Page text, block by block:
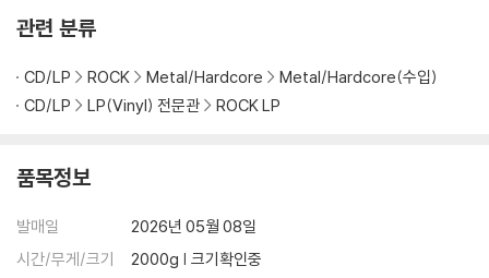
가 있으며, 이는 상품의 불량이 아닙니다. 단, 재생에 이상이 있는 경우에는
※ 컬러 디스크
1) 컬러 디스크는 웹 이미지와 실제 색상이 차이가 날 수 있습니다.
2) 컬러 디스크의 특성상 제작 공정시 앨범마다 색상 차이가 나는 경우도
있습니다.
3) 컬러 디스크는 제작 과정에서 다른 색상 염료가 섞여 얼룩과 번짐, 반점
관련 분류
CD/LP ROCK Metal/Hardcore
Metal/Hardcore(수입)
CD/LP
LP(Vinyl) 전문관 ROCK LP
품목정보
발매일
2026년 05월 08일
시간/무게/크기
2000g | 크기확인중